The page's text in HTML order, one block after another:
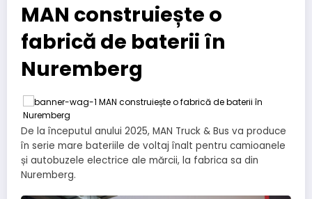
MAN construiește o
fabrică de baterii în
Nuremberg
De la începutul anului 2025, MAN Truck & Bus va produce
în serie mare bateriile de voltaj înalt pentru camioanele
și autobuzele electrice ale mărcii, la fabrica sa din
Nuremberg.